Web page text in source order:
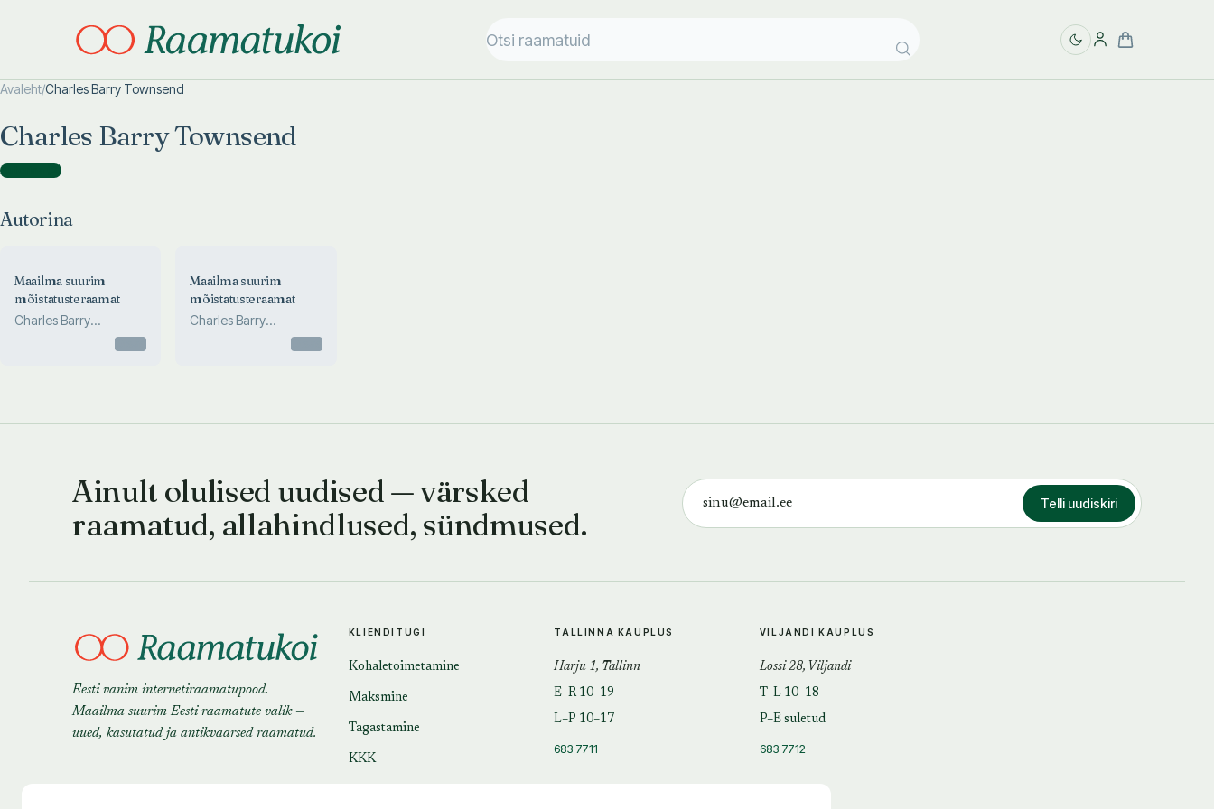
Avaleht/Charles Barry Townsend
Charles Barry Townsend
Autorina )
Autorina
Maailma suurim
mõistatusteraamat
Charles Barry
Maailma suurim
mõistatusteraamat
Charles Barry
Ainult olulised uudised — värsked
raamatud, allahindlused, sündmused.
Telli uudiskiri
Eesti vanim internetiraamatupood.
Maailma suurim Eesti raamatute valik —
uued, kasutatud ja antikvaarsed raamatud.
KLIENDITUGI
Kohaletoimetamine
Maksmine
Tagastamine
KKK
TALLINNA KAUPLUS
Harju 1, Tallinn
E–R 10–19
L–P 10–17
683 7711
VILJANDI KAUPLUS
Lossi 28, Viljandi
T–L 10–18
P–E suletud
683 7712